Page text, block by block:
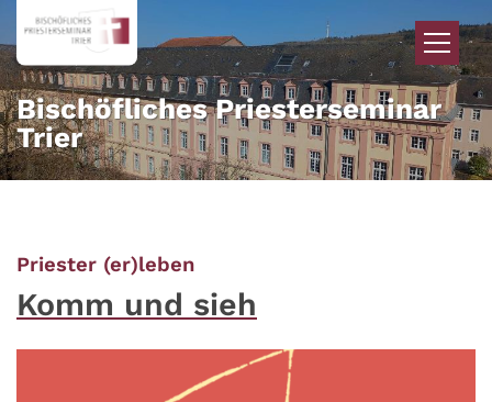
Zum Inhalt springen
Bischöfliches Priesterseminar
Trier
Priester (er)leben
Komm und sieh